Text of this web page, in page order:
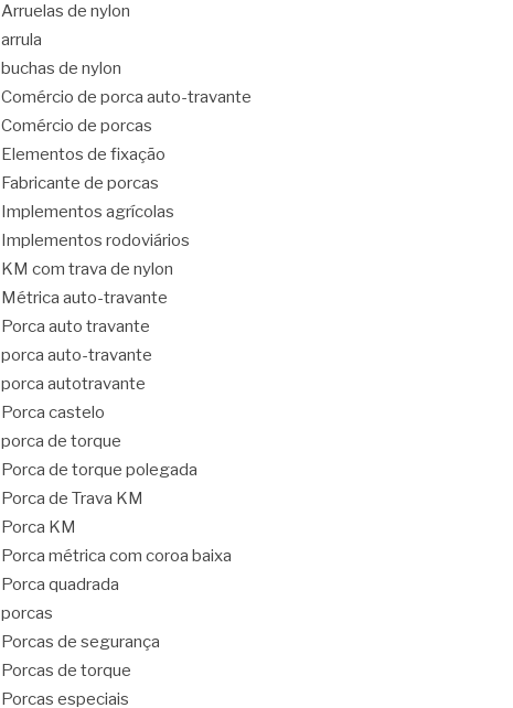
Arruelas de nylon
arrula
buchas de nylon
Comércio de porca auto-travante
Comércio de porcas
Elementos de fixação
Fabricante de porcas
Implementos agrícolas
Implementos rodoviários
KM com trava de nylon
Métrica auto-travante
Porca auto travante
porca auto-travante
porca autotravante
Porca castelo
porca de torque
Porca de torque polegada
Porca de Trava KM
Porca KM
Porca métrica com coroa baixa
Porca quadrada
porcas
Porcas de segurança
Porcas de torque
Porcas especiais